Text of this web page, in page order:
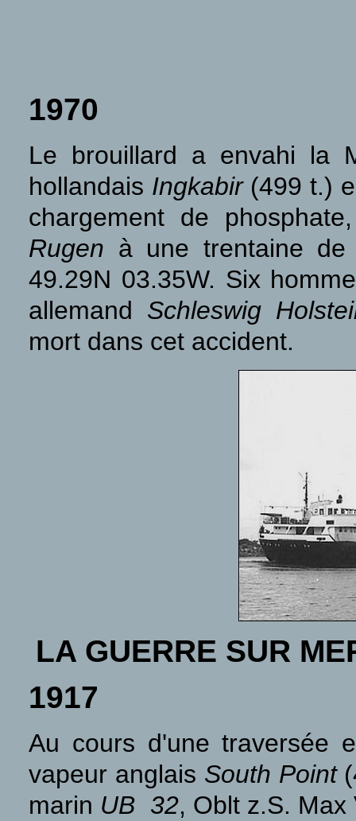
1970
Le brouillard a envahi la
hollandais Ingkabir(499 t.)
chargement de
Rugen à une trentaine
49.29N 03.35W. Six
allemand Schleswig
mort dans cet accident.
LA GUERRE SUR
1917
Au cours d'une traversée
vapeur anglais South Point
marin UB 32, Oblt z.S. Max